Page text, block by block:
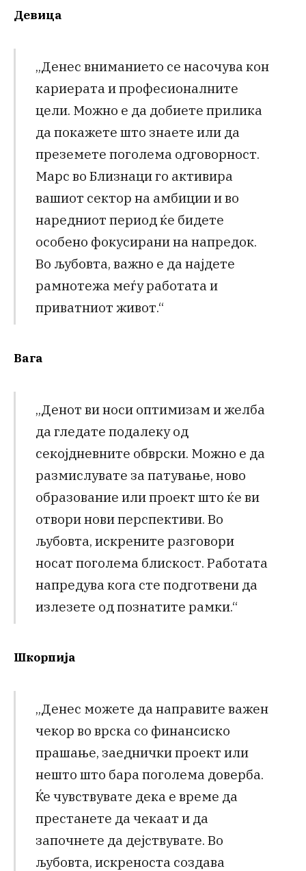
Девица
„Денес вниманието се насочува кон
кариерата и професионалните
цели. Можно е да добиете прилика
да покажете што знаете или да
преземете поголема одговорност.
Марс во Близнаци го активира
вашиот сектор на амбиции и во
наредниот период ќе бидете
особено фокусирани на напредок.
Во љубовта, важно е да најдете
рамнотежа меѓу работата и
приватниот живот.“
Вага
„Денот ви носи оптимизам и желба
да гледате подалеку од
секојдневните обврски. Можно е да
размислувате за патување, ново
образование или проект што ќе ви
отвори нови перспективи. Во
љубовта, искрените разговори
носат поголема блискост. Работата
напредува кога сте подготвени да
излезете од познатите рамки.“
Шкорпија
„Денес можете да направите важен
чекор во врска со финансиско
прашање, заеднички проект или
нешто што бара поголема доверба.
Ќе чувствувате дека е време да
престанете да чекаат и да
започнете да дејствувате. Во
љубовта, искреноста создава